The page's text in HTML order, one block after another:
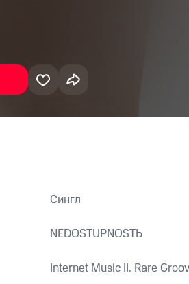
Сингл
NEDOSTUPNOSTЬ
Internet Music II. Rare